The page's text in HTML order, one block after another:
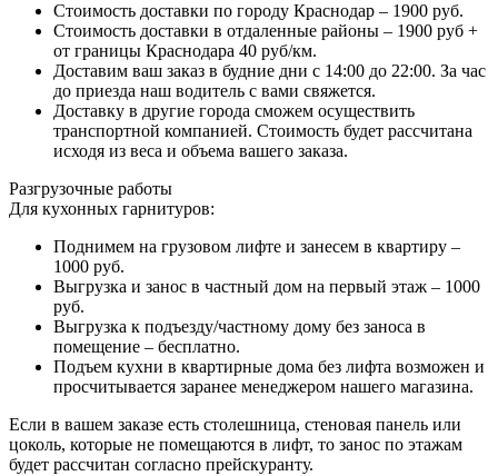
Стоимость доставки по городу Краснодар – 1900 руб.
Стоимость доставки в отдаленные районы – 1900 руб +
от границы Краснодара 40 руб/км.
Доставим ваш заказ в будние дни с 14:00 до 22:00. За час
до приезда наш водитель с вами свяжется.
Доставку в другие города сможем осуществить
транспортной компанией. Стоимость будет рассчитана
исходя из веса и объема вашего заказа.
Разгрузочные работы
Для кухонных гарнитуров:
Поднимем на грузовом лифте и занесем в квартиру –
1000 руб.
Выгрузка и занос в частный дом на первый этаж – 1000
руб.
Выгрузка к подъезду/частному дому без заноса в
помещение – бесплатно.
Подъем кухни в квартирные дома без лифта возможен и
просчитывается заранее менеджером нашего магазина.
Если в вашем заказе есть столешница, стеновая панель или
цоколь, которые не помещаются в лифт, то занос по этажам
будет рассчитан согласно прейскуранту.